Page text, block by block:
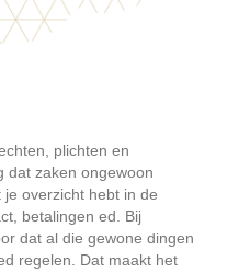
plichten en
dat zaken ongewoon
overzicht hebt in de
betalingen ed. Bij
dat al die gewone dingen
regelen. Dat maakt het